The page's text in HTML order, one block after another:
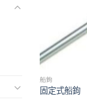
船鉤
固定式船鉤